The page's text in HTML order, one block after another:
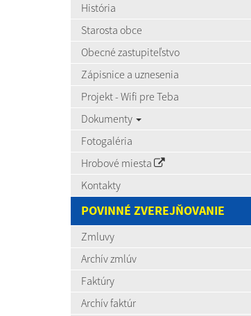
História
Starosta obce
Obecné zastupiteľstvo
Zápisnice a uznesenia
Projekt - Wifi pre Teba
Dokumenty
Fotogaléria
Hrobové miesta
Kontakty
POVINNÉ ZVEREJŇOVANIE
Zmluvy
Archív zmlúv
Faktúry
Archív faktúr